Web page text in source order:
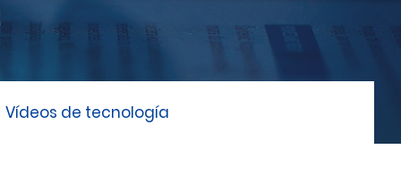
Historias de éxito
Feria de muestras
Vídeos de tecnología